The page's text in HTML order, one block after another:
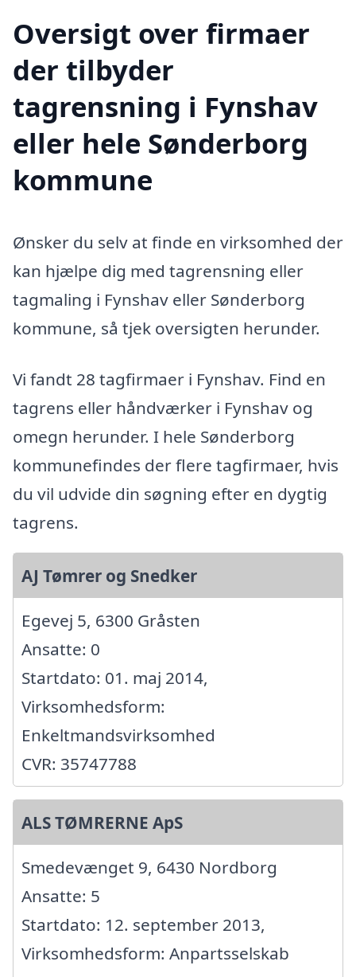
Oversigt over firmaer
der tilbyder
tagrensning i Fynshav
eller hele Sønderborg
kommune
Ønsker du selv at finde en virksomhed der
kan hjælpe dig med tagrensning eller
tagmaling i Fynshav eller Sønderborg
kommune, så tjek oversigten herunder.
Vi fandt 28 tagfirmaer i Fynshav. Find en
tagrens eller håndværker i Fynshav og
omegn herunder. I hele Sønderborg
kommunefindes der flere tagfirmaer, hvis
du vil udvide din søgning efter en dygtig
tagrens.
AJ Tømrer og Snedker
Egevej 5, 6300 Gråsten
Ansatte: 0
Startdato: 01. maj 2014,
Virksomhedsform:
Enkeltmandsvirksomhed
CVR: 35747788
ALS TØMRERNE ApS
Smedevænget 9, 6430 Nordborg
Ansatte: 5
Startdato: 12. september 2013,
Virksomhedsform: Anpartsselskab